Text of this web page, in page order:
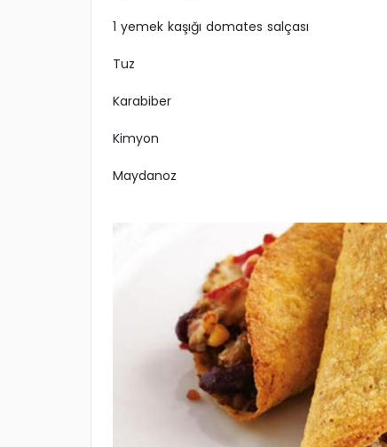
1 yemek kaşığı domates salçası
Tuz
Karabiber
Kimyon
Maydanoz